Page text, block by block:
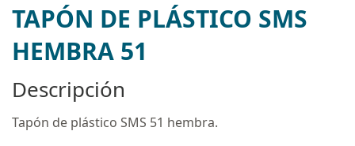
TAPÓN DE PLÁSTICO SMS
HEMBRA 51
Descripción
Tapón de plástico SMS 51 hembra.